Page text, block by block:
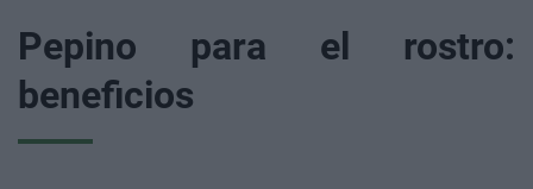
Pepino para el rostro:
beneficios